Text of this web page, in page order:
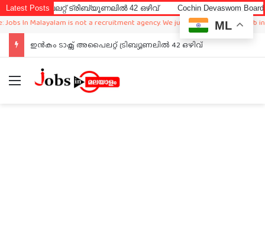
Latest Postsട്രിബ്യൂണലിൽ 42 ഒഴിവ് Cochin Devaswom Board LD
In Malayalam is not a recruitment agency. We just sharing available job in
ഇൻകം ടാക്സ് അപൈലറ്റ് ട്രിബ്യൂണലിൽ 42 ഒഴിവ്
Menu
ML